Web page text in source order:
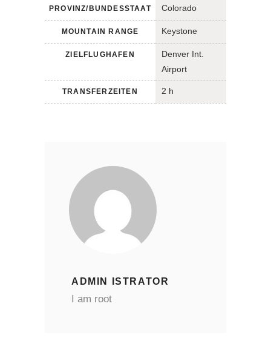
PROVINZ/BUNDESSTAAT Colorado
MOUNTAIN RANGE Keystone
ZIELFLUGHAFEN
Denver Int.
Airport
TRANSFERZEITEN 2 h
ADMIN ISTRATOR
I am root